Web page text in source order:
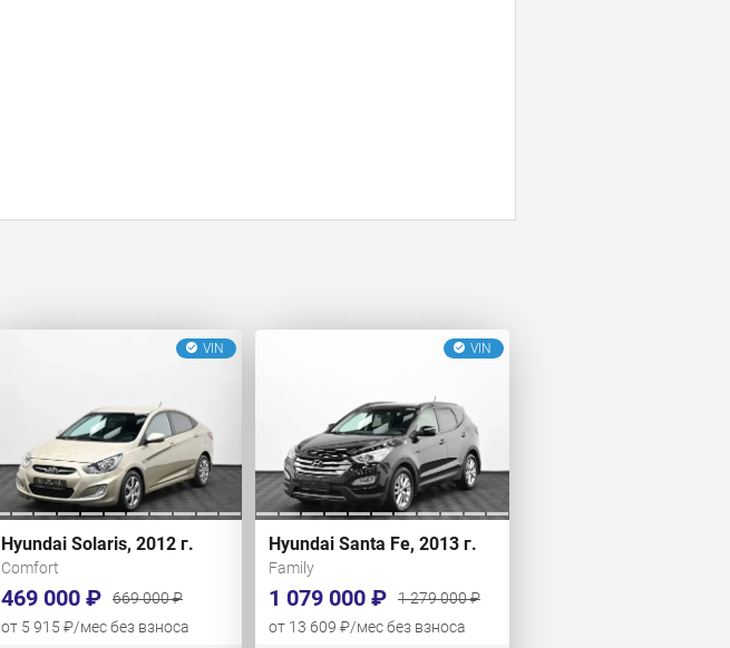
VIN
Hyundai Solaris, 2012 г.
Comfort
469 000 ₽
669 000 ₽
от 5 915 ₽/мес без взноса
VIN
Hyundai Santa Fe, 2013 г.
Family
1 079 000 ₽
1 279 000 ₽
от 13 609 ₽/мес без взноса